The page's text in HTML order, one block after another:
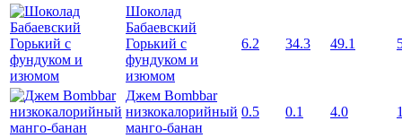
Шоколад
Бабаевский
Горький с
фундуком и
изюмом
6.2 34.3 49.1
Джем Bombbar
низкокалорийный
манго-банан
0.5 0.1 4.0